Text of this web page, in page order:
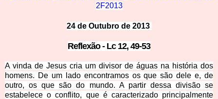
2F2013
24 de Outubro de 2013
Reflexão - Lc 12, 49-53
A vinda de Jesus cria um divisor de águas na história dos
homens. De um lado encontramos os que são dele e, de
outro, os que são do mundo. A partir dessa divisão se
estabelece o conflito, que é caracterizado principalmente